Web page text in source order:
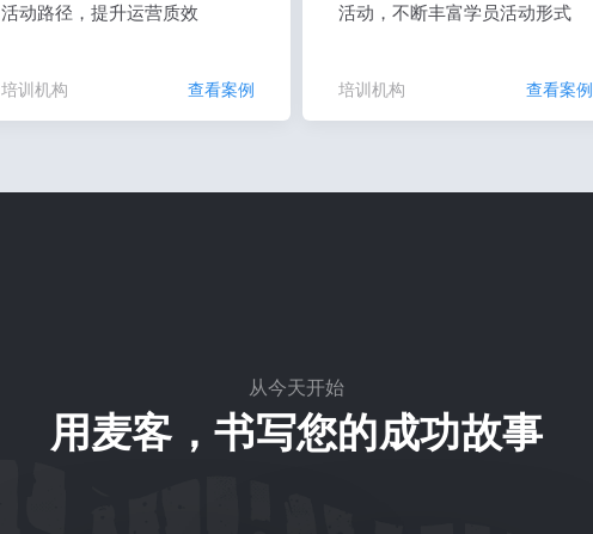
活动路径，提升运营质效
培训机构 查看案例
活动，不断丰富学员活动形式
培训机构 查看案例
从今天开始
用麦客，书写您的成功故事